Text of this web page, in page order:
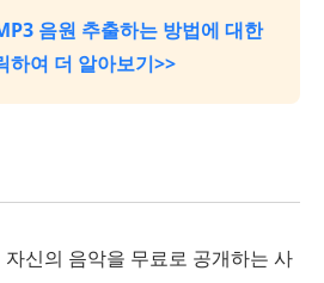
음원 추출하는 방법에 대한
하여 더 알아보기>>
신의 음악을 무료로 공개하는 사